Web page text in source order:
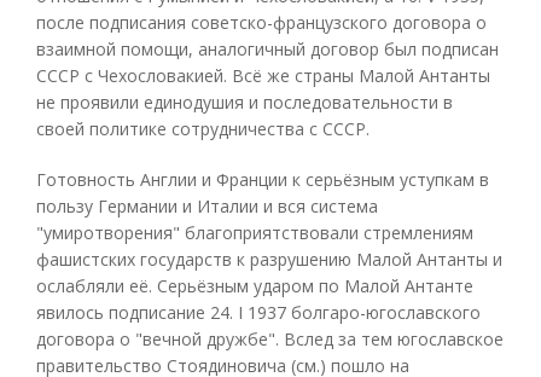
после подписания советско-французского договора о
взаимной помощи, аналогичный договор был подписан
СССР с Чехословакией. Всё же страны Малой Антанты
не проявили единодушия и последовательности в
своей политике сотрудничества с СССР.
Готовность Англии и Франции к серьёзным уступкам в
пользу Германии и Италии и вся система
"умиротворения" благоприятствовали стремлениям
фашистских государств к разрушению Малой Антанты и
ослабляли её. Серьёзным ударом по Малой Антанте
явилось подписание 24. I 1937 болгаро-югославского
договора о "вечной дружбе". Вслед за тем югославское
правительство Стоядиновича (см.) пошло на